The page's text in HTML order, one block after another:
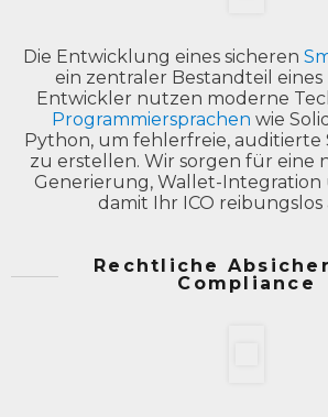
Die Entwicklung eines sicheren
ein zentraler Bestandteil eines
Entwickler nutzen moderne
Programmiersprachen wie
Python, um fehlerfreie, auditierte
zu erstellen. Wir sorgen für eine
Generierung, Wallet-Integration
damit Ihr ICO
Rechtliche
Compliance